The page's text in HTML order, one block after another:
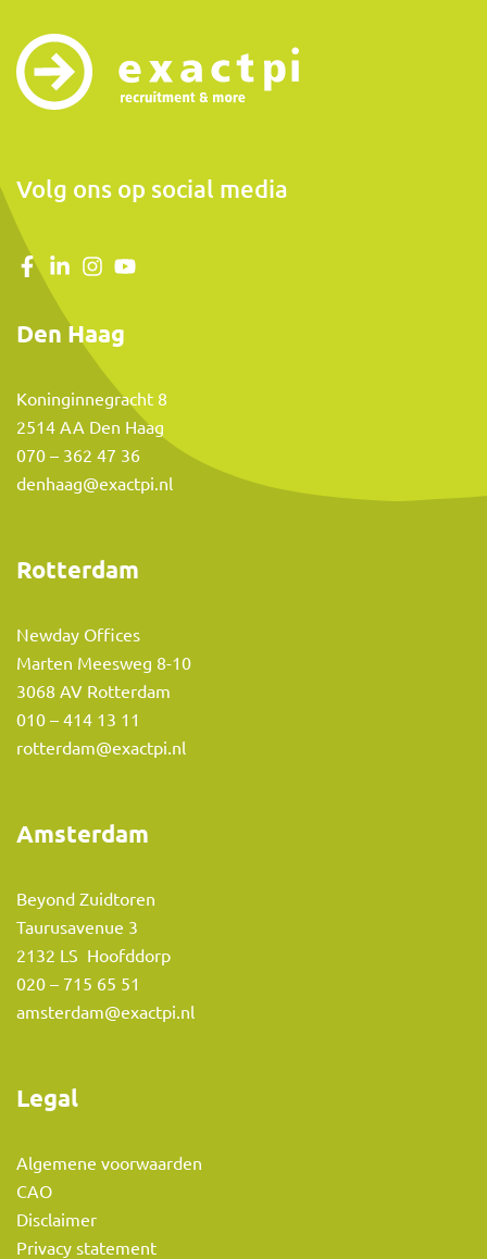
Mohammad Selevani
Commercial Manager
Volg ons op social media
Den Haag
Koninginnegracht 8
2514 AA Den Haag
070 – 362 47 36
denhaag@exactpi.nl
Rotterdam
Newday Offices
Marten Meesweg 8-10
3068 AV Rotterdam
010 – 414 13 11
rotterdam@exactpi.nl
Amsterdam
Beyond Zuidtoren
Taurusavenue 3
2132 LS Hoofddorp
020 – 715 65 51
amsterdam@exactpi.nl
Legal
Algemene voorwaarden
CAO
Disclaimer
Privacy statement